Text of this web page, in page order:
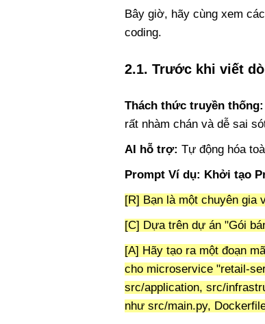
Bây giờ, hãy cùng xem
coding.
2.1. Trước khi viết
Thách thức truyền thống:
rất nhàm chán và dễ sai
AI hỗ trợ: Tự động hóa
Prompt Ví dụ: Khởi tạo
[R] Bạn là một chuyên gia
[C] Dựa trên dự án "Gói
[A] Hãy tạo ra một đoạn
cho microservice "retail-
src/application, src/
như src/main.py,